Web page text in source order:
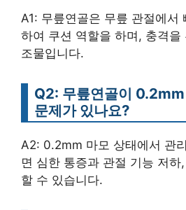
A1: 무릎연골은 무릎 관절에서
하여 쿠션 역할을 하며, 충격을
조물입니다.
Q2: 무릎연골이 0.2mm
문제가 있나요?
A2: 0.2mm 마모 상태에서 관
면 심한 통증과 관절 기능 저
할 수 있습니다.